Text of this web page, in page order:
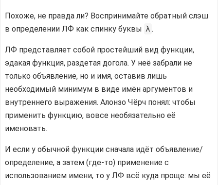
Похоже, не правда ли? Воспринимайте обратный слэш
в определении ЛФ как спинку буквы λ .
ЛФ представляет собой простейший вид функции,
эдакая функция, раздетая догола. У неё забрали не
только объявление, но и имя, оставив лишь
необходимый минимум в виде имён аргументов и
внутреннего выражения. Алонзо Чёрч понял: чтобы
применить функцию, вовсе необязательно её
именовать.
И если у обычной функции сначала идёт объявление/
определение, а затем (где-то) применение с
использованием имени, то у ЛФ всё куда проще: мы её